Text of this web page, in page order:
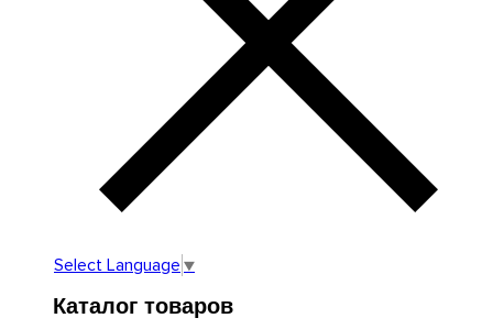
Select Language ▼
Каталог товаров